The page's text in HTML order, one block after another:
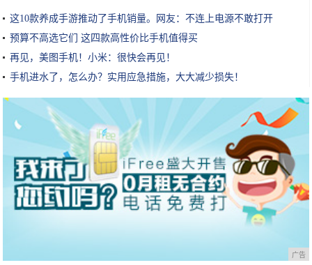
这10款养成手游推动了手机销量。网友：不连上电源不敢打开
预算不高选它们 这四款高性价比手机值得买
再见，美图手机！小米：很快会再见！
手机进水了，怎么办？实用应急措施，大大减少损失！
广告